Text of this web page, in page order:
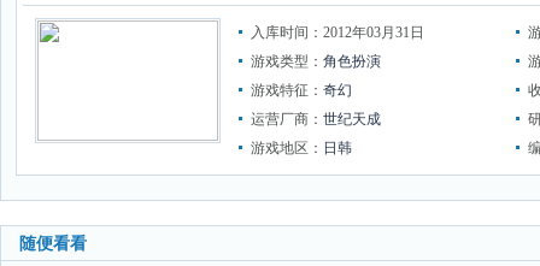
入库时间：2012年03月31日
游戏类型： 角色扮演
游戏特征： 奇幻
运营厂商： 世纪天成
游戏地区： 日韩
随便看看